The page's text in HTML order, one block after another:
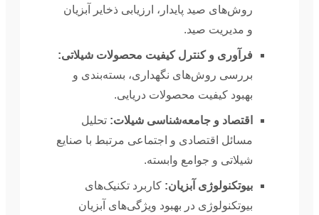
روش‌های صید پایدار، ارزیابی ذخایر آبزیان
و مدیریت صید.
فرآوری و کنترل کیفیت محصولات شیلاتی:
بررسی روش‌های نگهداری، بسته‌بندی و
بهبود کیفیت محصولات دریایی.
اقتصاد و جامعه‌شناسی شیلات: تحلیل
مسائل اقتصادی و اجتماعی مرتبط با صنایع
شیلاتی و جوامع وابسته.
بیوتکنولوژی آبزیان: کاربرد تکنیک‌های
بیوتکنولوژی در بهبود ویژگی‌های آبزیان